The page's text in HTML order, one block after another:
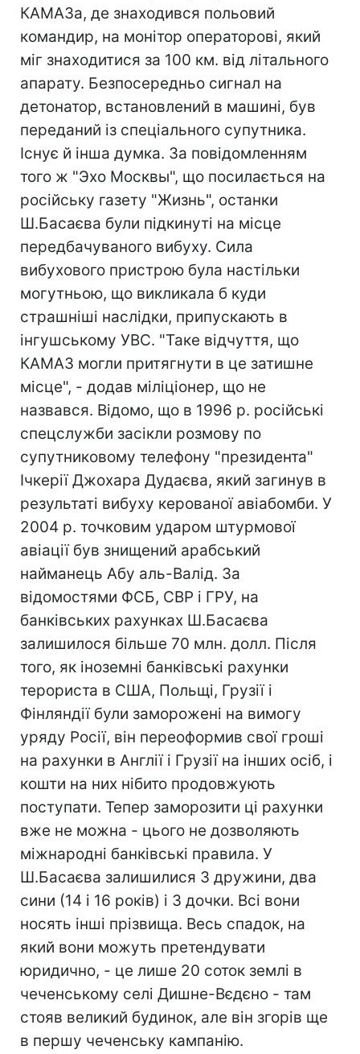
КАМАЗа, де знаходився польовий
командир, на монітор операторові, який
міг знаходитися за 100 км. від літального
апарату. Безпосередньо сигнал на
детонатор, встановлений в машині, був
переданий із спеціального супутника.
Існує й інша думка. За повідомленням
того ж "Эхо Москвы", що посилається на
російську газету "Жизнь", останки
Ш.Басаєва були підкинуті на місце
передбачуваного вибуху. Сила
вибухового пристрою була настільки
могутньою, що викликала б куди
страшніші наслідки, припускають в
інгушському УВС. "Таке відчуття, що
КАМАЗ могли притягнути в це затишне
місце", - додав міліціонер, що не
назвався. Відомо, що в 1996 р. російські
спецслужби засікли розмову по
супутниковому телефону "президента"
Ічкерії Джохара Дудаєва, який загинув в
результаті вибуху керованої авіабомби. У
2004 р. точковим ударом штурмової
авіації був знищений арабський
найманець Абу аль-Валід. За
відомостями ФСБ, СВР і ГРУ, на
банківських рахунках Ш.Басаєва
залишилося більше 70 млн. долл. Після
того, як іноземні банківські рахунки
терориста в США, Польщі, Грузії і
Фінляндії були заморожені на вимогу
уряду Росії, він переоформив свої гроші
на рахунки в Англії і Грузії на інших осіб, і
кошти на них нібито продовжують
поступати. Тепер заморозити ці рахунки
вже не можна - цього не дозволяють
міжнародні банківські правила. У
Ш.Басаєва залишилися 3 дружини, два
сини (14 і 16 років) і 3 дочки. Всі вони
носять інші прізвища. Весь спадок, на
який вони можуть претендувати
юридично, - це лише 20 соток землі в
чеченському селі Дишне-Вєдєно - там
стояв великий будинок, але він згорів ще
в першу чеченську кампанію.